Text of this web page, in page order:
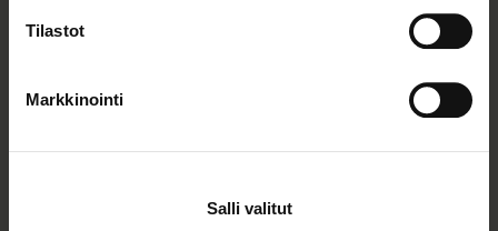
Tilastot
Markkinointi
Salli valitut
Työelämän ammattilaiset: Panemme olutta,